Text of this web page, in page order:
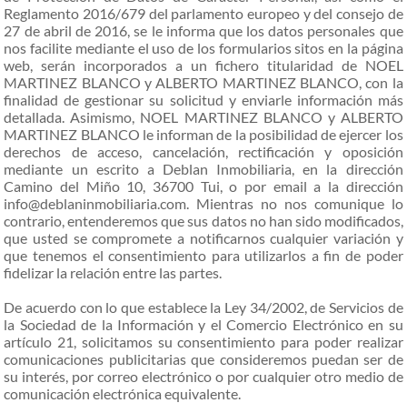
Reglamento 2016/679 del parlamento europeo y del consejo de
27 de abril de 2016, se le informa que los datos personales que
nos facilite mediante el uso de los formularios sitos en la página
web, serán incorporados a un fichero titularidad de NOEL
MARTINEZ BLANCO y ALBERTO MARTINEZ BLANCO, con la
finalidad de gestionar su solicitud y enviarle información más
detallada. Asimismo, NOEL MARTINEZ BLANCO y ALBERTO
MARTINEZ BLANCO le informan de la posibilidad de ejercer los
derechos de acceso, cancelación, rectificación y oposición
mediante un escrito a Deblan Inmobiliaria, en la dirección
Camino del Miño 10, 36700 Tui, o por email a la dirección
info@deblaninmobiliaria.com. Mientras no nos comunique lo
contrario, entenderemos que sus datos no han sido modificados,
que usted se compromete a notificarnos cualquier variación y
que tenemos el consentimiento para utilizarlos a fin de poder
fidelizar la relación entre las partes.
De acuerdo con lo que establece la Ley 34/2002, de Servicios de
la Sociedad de la Información y el Comercio Electrónico en su
artículo 21, solicitamos su consentimiento para poder realizar
comunicaciones publicitarias que consideremos puedan ser de
su interés, por correo electrónico o por cualquier otro medio de
comunicación electrónica equivalente.